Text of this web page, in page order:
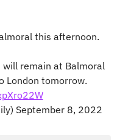
this afternoon.
will remain at Balmoral
London tomorrow.
September 8, 2022